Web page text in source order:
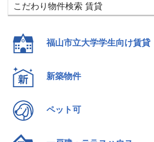
こだわり物件検索 賃貸
福山市立大学学生向け賃貸
新築物件
ペット可